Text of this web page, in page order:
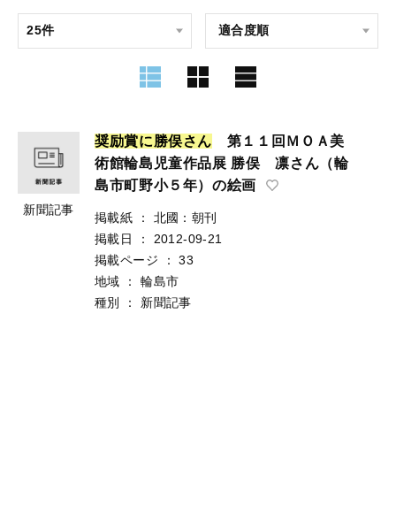
新聞記事
奨励賞に勝俣さ ん 第１１回ＭＯＡ美
術館輪島児童作品展 勝俣 凛さん（輪
島市町野小５年）の絵画
掲載紙 ：
北國：朝刊
掲載日
：
2012-09-21
掲載ページ
：
33
地域
：
輪島市
種別
： 新聞記事